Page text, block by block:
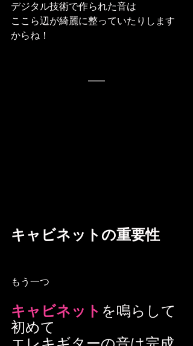
デジタル技術で作られた音は
ここら辺が綺麗に整っていたりします
からね！
キャビネットの重要性
もう一つ
キャビネット を鳴らして
初めて